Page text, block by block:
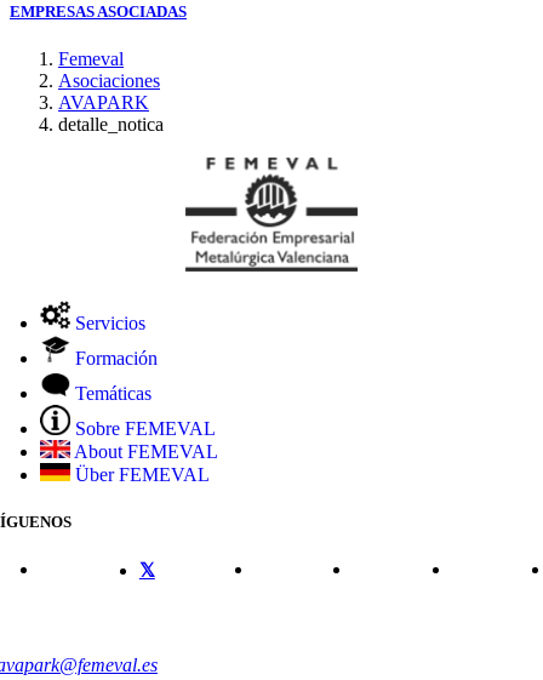
EMPRESAS ASOCIADAS
Femeval
Asociaciones
AVAPARK
detalle_notica
Servicios
Formación
Temáticas
Sobre FEMEVAL
About FEMEVAL
Über FEMEVAL